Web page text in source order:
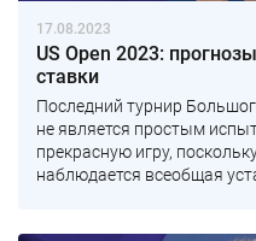
17.08.2023
US Open 2023:
ставки
Последний турнир
не является простым
прекрасную игру,
наблюдается всеобщая